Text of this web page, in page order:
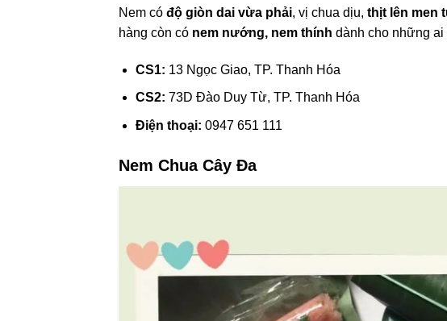
Nem có độ giòn dai vừa phải, vị chua dịu, thịt lên men
hàng còn có nem nướng, nem thính dành cho những ai
CS1: 13 Ngọc Giao, TP. Thanh Hóa
CS2: 73D Đào Duy Từ, TP. Thanh Hóa
Điện thoại: 0947 651 111
Nem Chua Cây Đa